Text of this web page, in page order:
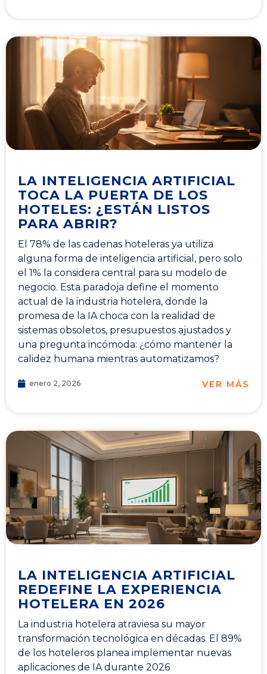
LA INTELIGENCIA ARTIFICIAL
TOCA LA PUERTA DE LOS
HOTELES: ¿ESTÁN LISTOS
PARA ABRIR?
El 78% de las cadenas hoteleras ya utiliza
alguna forma de inteligencia artificial, pero solo
el 1% la considera central para su modelo de
negocio. Esta paradoja define el momento
actual de la industria hotelera, donde la
promesa de la IA choca con la realidad de
sistemas obsoletos, presupuestos ajustados y
una pregunta incómoda: ¿cómo mantener la
calidez humana mientras automatizamos?
enero 2, 2026 VER MÁS
LA INTELIGENCIA ARTIFICIAL
REDEFINE LA EXPERIENCIA
HOTELERA EN 2026
La industria hotelera atraviesa su mayor
transformación tecnológica en décadas. El 89%
de los hoteleros planea implementar nuevas
aplicaciones de IA durante 2026